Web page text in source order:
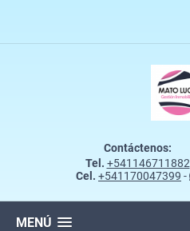
Contáctenos:
Tel. +541146711882
Cel. +541170047399 -
MENÚ